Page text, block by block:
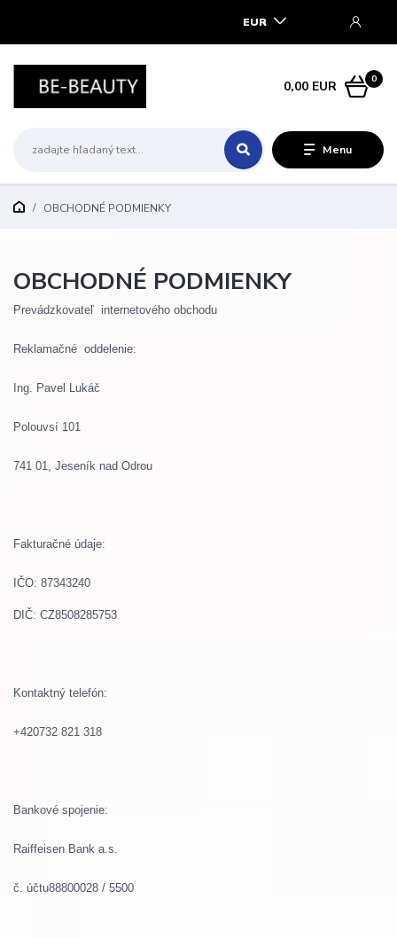
Menu
EUR
0
0,00 EUR
OBCHODNÉ PODMIENKY
OBCHODNÉ PODMIENKY
Prevádzkovateľ internetového obchodu
Reklamačné oddelenie:
Ing. Pavel Lukáč
Polouvsí 101
741 01 Jeseník nad Odrou
Fakturačné údaje:
IČO: 87343240
DIČ: CZ8508285753
Kontaktný telefón:
+420732 821 318
Bankové spojenie:
Raiffeisen Bank a.s.
č účtu88800028 / 5500